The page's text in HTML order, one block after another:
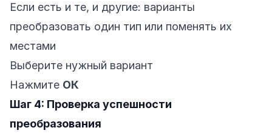
Если есть и те, и другие: варианты
преобразовать один тип или поменять их
местами
Выберите нужный вариант
Нажмите ОК
Шаг 4: Проверка успешности
преобразования